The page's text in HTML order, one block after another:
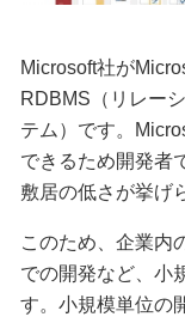
Microsoft社が
RDBMS（リレー
テム）です。
できるため開発者
敷居の低さが挙げ
このため、企業内
での開発など、小
す。小規模単位の